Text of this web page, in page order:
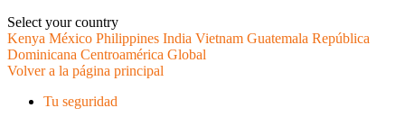
Select your country
Kenya México Philippines India Vietnam Guatemala República
Dominicana Centroamérica Global
Volver a la página principal
Tu seguridad